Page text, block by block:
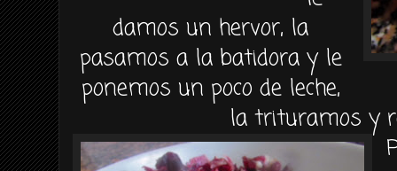
damos un hervor, la
pasamos a la batidora y le
ponemos un poco de leche,
la trituramos y